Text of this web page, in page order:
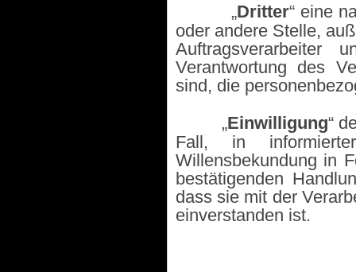
„Dritter“ eine
oder andere Stelle,
Auftragsverarbeiter
Verantwortung des
sind, die
„Einwilligung“
Fall, in
Willensbekundung in
bestätigenden
dass sie mit der
einverstanden ist.